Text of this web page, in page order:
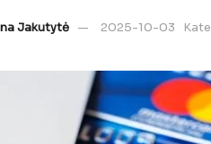
Jakutytė 2025-10-03